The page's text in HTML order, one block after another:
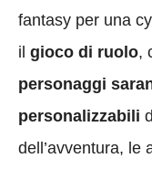
fantasy per una
il gioco di ruolo,
personaggi
personalizzabili
dell’avventura, le